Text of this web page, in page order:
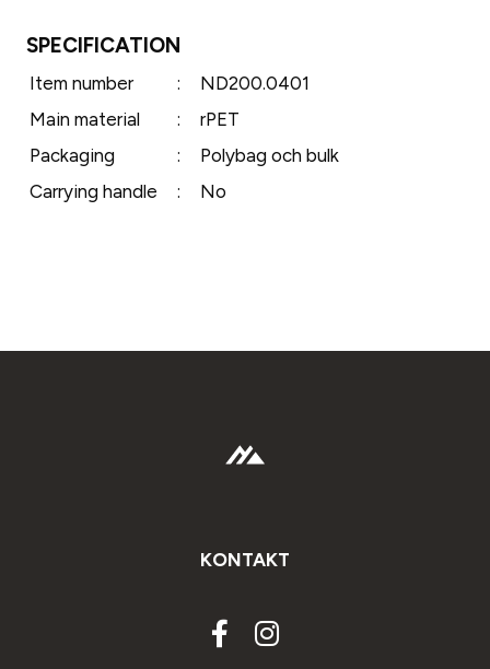
SPECIFICATION
Item number :
ND200.0401
Main material
:
rPET
Packaging
:
Polybag och bulk
Carrying handle
: No
KONTAKT